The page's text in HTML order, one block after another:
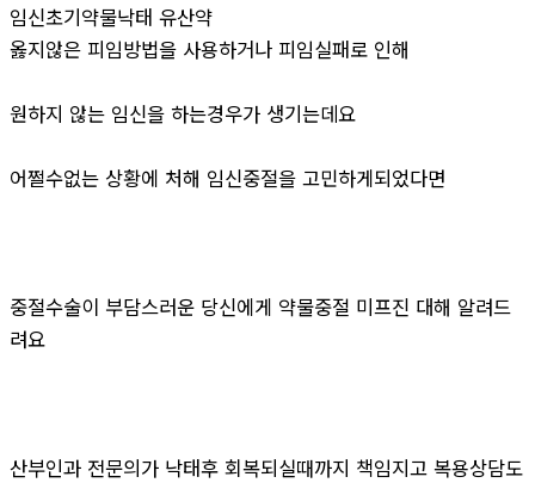
임신초기약물낙­태 유산약
옳지않은 피임방법을 사용하거나 피임실패로 인해
원하지 않는 임신을 하는경우가 생기는데요
어쩔수없는 상황에 처해 임신중절을 고민하게되었다면
중절수술이 부담스러운 당신에게 약물중절 미프진 대해 알려드
려요
산부인과 전문의가 낙태후 회복되실때까지 책임지고 복용상담도